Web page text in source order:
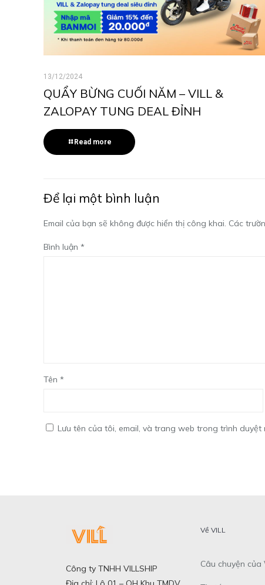
13/12/2024
QUẨY BỪNG CUỐI NĂM – VILL &
ZALOPAY TUNG DEAL ĐỈNH
Read more
Để lại một bình luận
Email của bạn sẽ không được hiển thị công khai. Các
Bình luận *
Tên *
Lưu tên của tôi, email, và trang web trong trình duyệt
Công ty TNHH VILLSHIP
Về VILL
Câu chuyện của